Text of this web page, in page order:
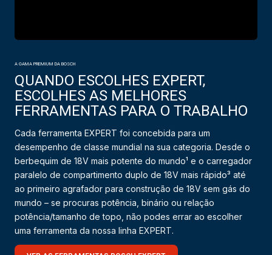
A GAMA PREMIUM DA BOSCH
QUANDO ESCOLHES EXPERT,
ESCOLHES AS MELHORES
FERRAMENTAS PARA O TRABALHO
Cada ferramenta EXPERT foi concebida para um
desempenho de classe mundial na sua categoria. Desde o
berbequim de 18V mais potente do mundo¹ e o carregador
paralelo de compartimento duplo de 18V mais rápido³ até
ao primeiro agrafador para construção de 18V sem gás do
mundo – se procuras potência, binário ou relação
potência/tamanho de topo, não podes errar ao escolher
uma ferramenta da nossa linha EXPERT.